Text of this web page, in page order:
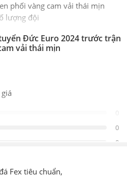
phối vàng cam vải thái mịn
lượng đội
Đức Euro 2024 trước trận
vải thái mịn
0
0
0
Fex tiêu chuẩn,